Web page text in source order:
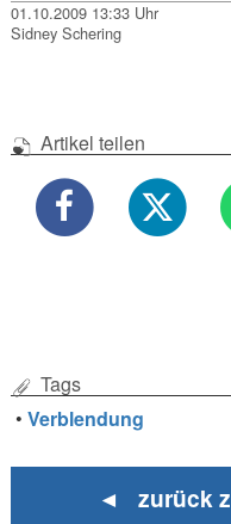
01.10.2009 13:33 Uhr
Sidney Schering
Artikel teilen
Tags
•Verblendung
◄ zurück